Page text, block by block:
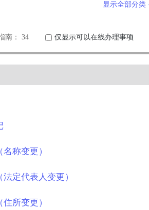
检验检疫
显示全部分类
南： 34 仅显示可以在线办理事项
称变更）
定代表人变更）
所变更）